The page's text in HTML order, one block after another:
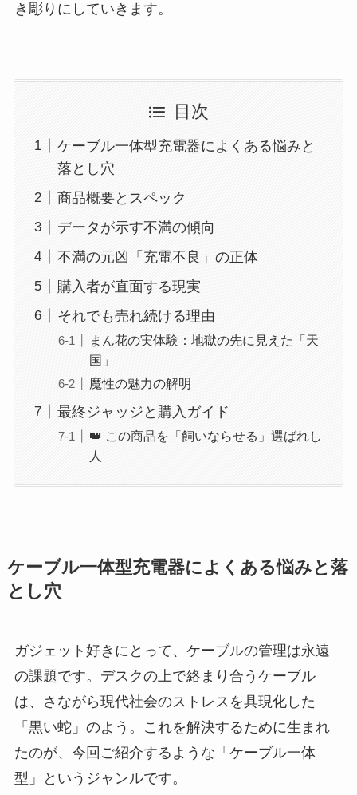
き彫りにしていきます。
目次
ケーブル一体型充電器によくある悩みと
落とし穴
商品概要とスペック
データが示す不満の傾向
不満の元凶「充電不良」の正体
購入者が直面する現実
それでも売れ続ける理由
まん花の実体験：地獄の先に見えた「天
国」
魔性の魅力の解明
最終ジャッジと購入ガイド
👑 この商品を「飼いならせる」選ばれし
人
ケーブル一体型充電器によくある悩みと落
とし穴
ガジェット好きにとって、ケーブルの管理は永遠
の課題です。デスクの上で絡まり合うケーブル
は、さながら現代社会のストレスを具現化した
「黒い蛇」のよう。これを解決するために生まれ
たのが、今回ご紹介するような「ケーブル一体
型」というジャンルです。